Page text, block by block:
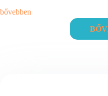
bővebben